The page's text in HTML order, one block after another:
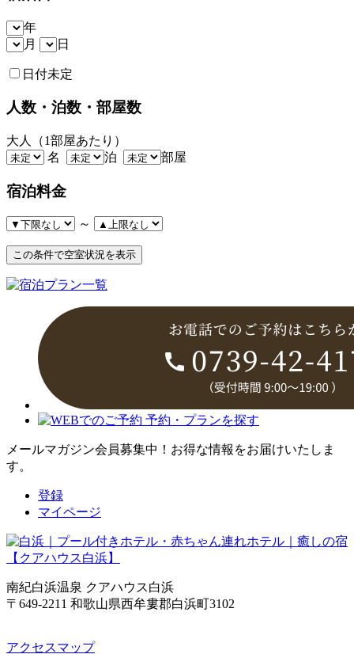
年
月
日
日付未定
人数・泊数・部屋数
大人（1部屋あたり）
名
泊 部屋
宿泊料金
～
メールマガジン会員募集中！ お得な情報をお届けいたしま
す。
登録
マイページ
南紀白浜温泉 クアハウス白浜
〒649-2211 和歌山県西牟婁郡白浜町3102
アクセスマップ